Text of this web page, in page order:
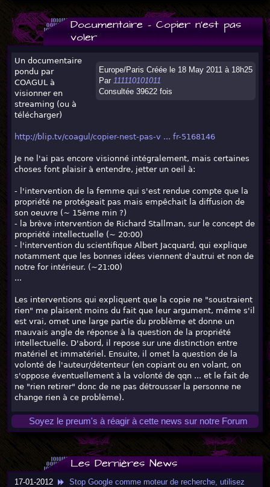
Documentaire - Copier n'est pas
voler
Europe/Paris Créée le 18 May 2011 à 18h25
Par 111110101011
Consultée 39622 fois
Un documentaire
pondu par
COAGUL à
visionner en
streaming (ou à
télécharger)
http://blip.tv/coagul/copier-nest-pas-v ... fr-5168146
Je ne l'ai pas encore visionné intégralement, mais certaines
choses font plaisir à entendre, jetter un oeil à:
- l'intervention de la femme qui s'est rendue compte que la
propriété ne protégeait pas mais empêchait la diffusion de
son oeuvre (~ 15ème min ?)
- la brève intervention de Richard Stallman, sur le concept de
propriété intellectuelle (~ 20:00)
- l'intervention du scientifique Albert Jacquard, qui explique
notamment que les bonnes idées viennent d'autrui et non de
notre for intérieur. (~21:00)
...
Les interventions qui expliquent que la copie ne "soustraient
rien" me plaisent moins du fait que leur argument, même s'il
est vrai, omet une large partie du problème et donne un
mauvais angle de réponse à la question de la propriété
intellectuelle. D'abord, il repose sur une distinction entre
matériel et immatériel. Ensuite, il omet la question de la
volonté de l'auteur/détenteur (en copiant ou en volant, on
s'oppose éventuellement à la volonté de qqn ... et le fait de
ne "rien retirer" donc de ne pas détrousser la personne ne
change rien à ce problème).
Soyez le preum's à réagir à cette news sur notre Forum
Les Dernières News
17-01-2012
Stop Google comme moteur de recherche, utilisez